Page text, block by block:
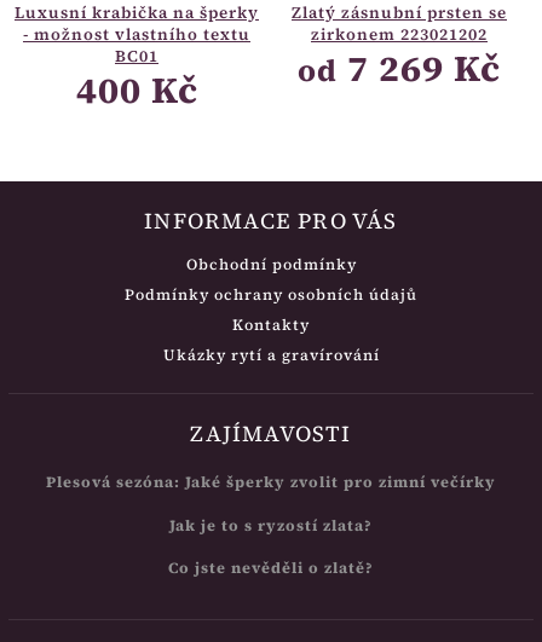
Luxusní krabička na šperky
- možnost vlastního textu
BC01
400 Kč
Zlatý zásnubní prsten se
zirkonem 223021202
od 7 269 Kč
INFORMACE PRO VÁS
Obchodní podmínky
Podmínky ochrany osobních údajů
Kontakty
Ukázky rytí a gravírování
ZAJÍMAVOSTI
Plesová sezóna: Jaké šperky zvolit pro zimní večírky
Jak je to s ryzostí zlata?
Co jste nevěděli o zlatě?